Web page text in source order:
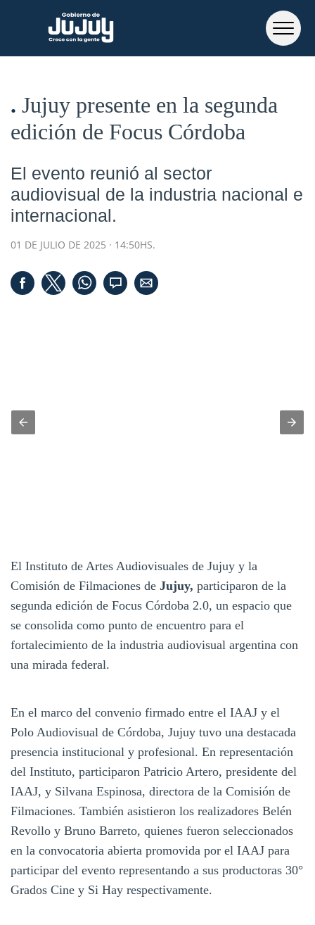
Jujuy presente en la segunda
edición de Focus Córdoba
El evento reunió al sector
audiovisual de la industria nacional e
internacional.
01 DE JULIO DE 2025 · 14:50HS.
El Instituto de Artes Audiovisuales de Jujuy y la
Comisión de Filmaciones de Jujuy, participaron de la
segunda edición de Focus Córdoba 2.0, un espacio que
se consolida como punto de encuentro para el
fortalecimiento de la industria audiovisual argentina con
una mirada federal.
En el marco del convenio firmado entre el IAAJ y el
Polo Audiovisual de Córdoba, Jujuy tuvo una destacada
presencia institucional y profesional. En representación
del Instituto, participaron Patricio Artero, presidente del
IAAJ, y Silvana Espinosa, directora de la Comisión de
Filmaciones. También asistieron los realizadores Belén
Revollo y Bruno Barreto, quienes fueron seleccionados
en la convocatoria abierta promovida por el IAAJ para
participar del evento representando a sus productoras 30°
Grados Cine y Si Hay respectivamente.